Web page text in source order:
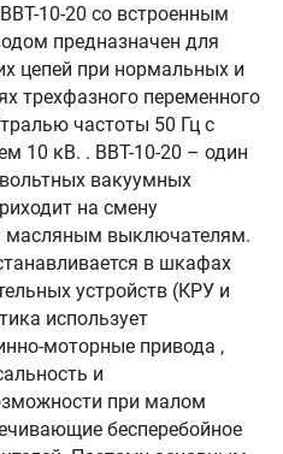
10-20 со встроенным
предназначен для
цепей при нормальных и
трехфазного переменного
частоты 50 Гц с
10 кВ. . ВВТ-10-20 – один
вакуумных
на смену
выключателям.
в шкафах
устройств (КРУ и
использует
моторные привода ,
и
при малом
бесперебойное